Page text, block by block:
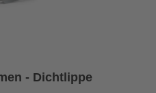
- Dichtlippe